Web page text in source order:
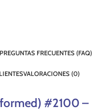
FRECUENTES (FAQ)
VALORACIONES (0)
#2100 –